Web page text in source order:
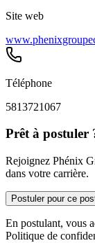
Site web
Téléphone
5813721067
Prêt à postuler
Rejoignez Phénix
dans votre carrière.
Postuler pour ce
En postulant, vous
Politique de